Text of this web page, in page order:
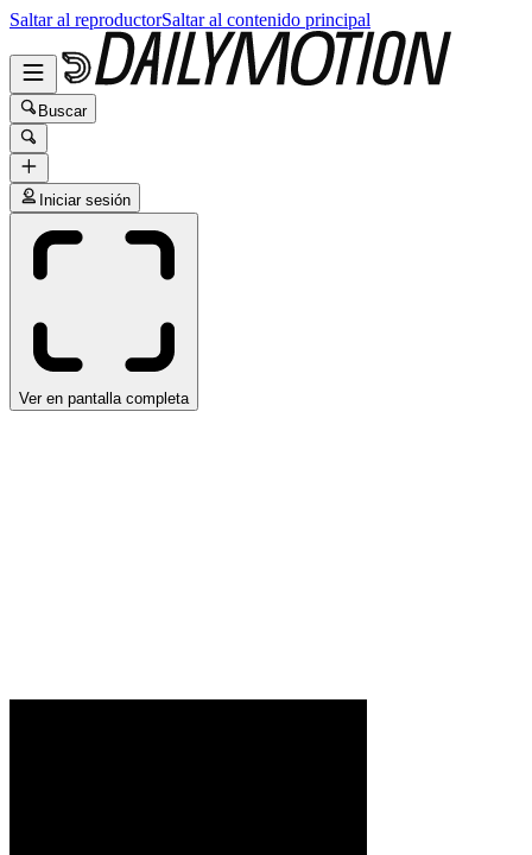
Saltar al reproductorSaltar al contenido principal
Buscar
Iniciar sesión
Ver en pantalla completa